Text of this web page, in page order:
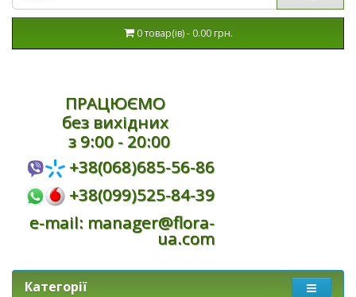
0 товар(ів) - 0.00 грн.
ПРАЦЮЄМО
без вихідних
з 9:00 - 20:00
+38(068)685-56-86
+38(099)525-84-39
e-mail: manager@flora-
ua.com
Категорії